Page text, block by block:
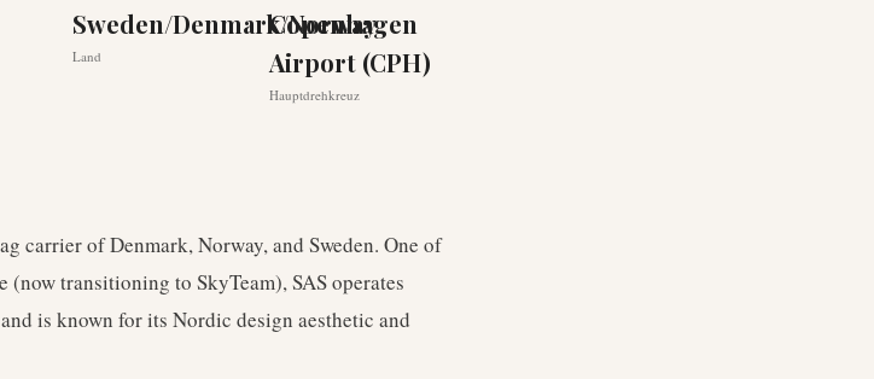
Sweden/Denmark/Norway
Land
Copenhagen
Airport (CPH)
Hauptdrehkreuz
carrier of Denmark, Norway, and Sweden. One of
transitioning to SkyTeam), SAS operates
is known for its Nordic design aesthetic and